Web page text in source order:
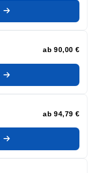
ab 90,00 €
ab 94,79 €